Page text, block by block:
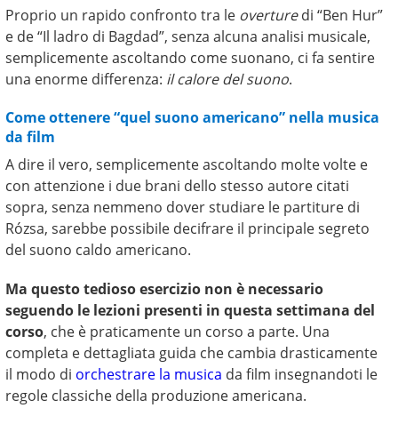
Proprio un rapido confronto tra le overturedi “Ben Hur”
e de “Il ladro di Bagdad”, senza alcuna analisi musicale,
semplicemente ascoltando come suonano, ci fa sentire
una enorme differenza: il calore del suono.
Come ottenere “quel suono americano” nella musica
da film
A dire il vero, semplicemente ascoltando molte volte e
con attenzione i due brani dello stesso autore citati
sopra, senza nemmeno dover studiare le partiture di
Rózsa, sarebbe possibile decifrare il principale segreto
del suono caldo americano.
Ma questo tedioso esercizio non è necessario
seguendo le lezioni presenti in questa settimana del
corso, che è praticamente un corso a parte. Una
completa e dettagliata guida che cambia drasticamente
il modo di orchestrare la musica da film insegnandoti le
regole classiche della produzione americana.